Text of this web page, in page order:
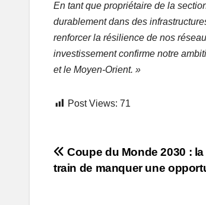
En tant que propriétaire de la
durablement dans des
renforcer la résilience de nos
investissement confirme notre
et le Moyen-Orient. »
Post Views: 71
Post
navigation
Coupe du Monde 2030 :
train de manquer une